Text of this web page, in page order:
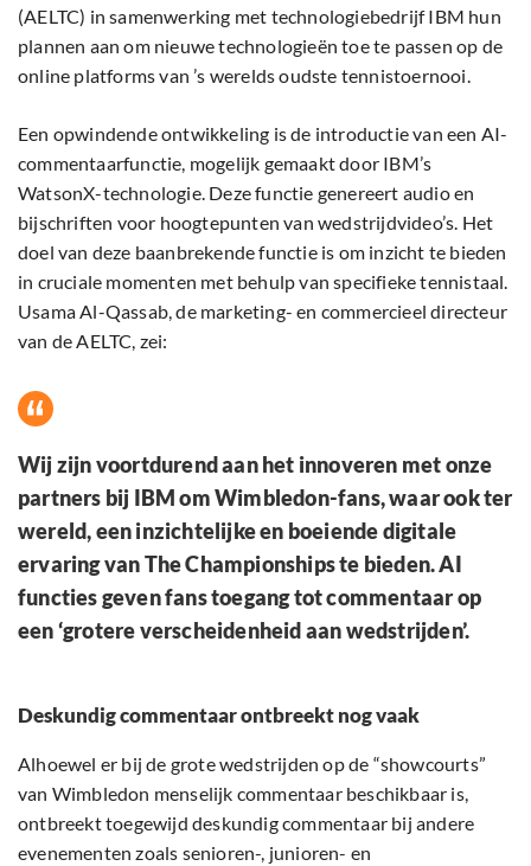
(AELTC) in samenwerking met technologiebedrijf IBM hun
plannen aan om nieuwe technologieën toe te passen op de
online platforms van ’s werelds oudste tennistoernooi.
Een opwindende ontwikkeling is de introductie van een AI-
commentaarfunctie, mogelijk gemaakt door IBM’s
WatsonX-technologie. Deze functie genereert audio en
bijschriften voor hoogtepunten van wedstrijdvideo’s. Het
doel van deze baanbrekende functie is om inzicht te bieden
in cruciale momenten met behulp van specifieke tennistaal.
Usama Al-Qassab, de marketing- en commercieel directeur
van de AELTC, zei:
Wij zijn voortdurend aan het innoveren met onze
partners bij IBM om Wimbledon-fans, waar ook ter
wereld, een inzichtelijke en boeiende digitale
ervaring van The Championships te bieden. AI
functies geven fans toegang tot commentaar op
een ‘grotere verscheidenheid aan wedstrijden’.
Deskundig commentaar ontbreekt nog vaak
Alhoewel er bij de grote wedstrijden op de “showcourts”
van Wimbledon menselijk commentaar beschikbaar is,
ontbreekt toegewijd deskundig commentaar bij andere
evenementen zoals senioren-, junioren- en